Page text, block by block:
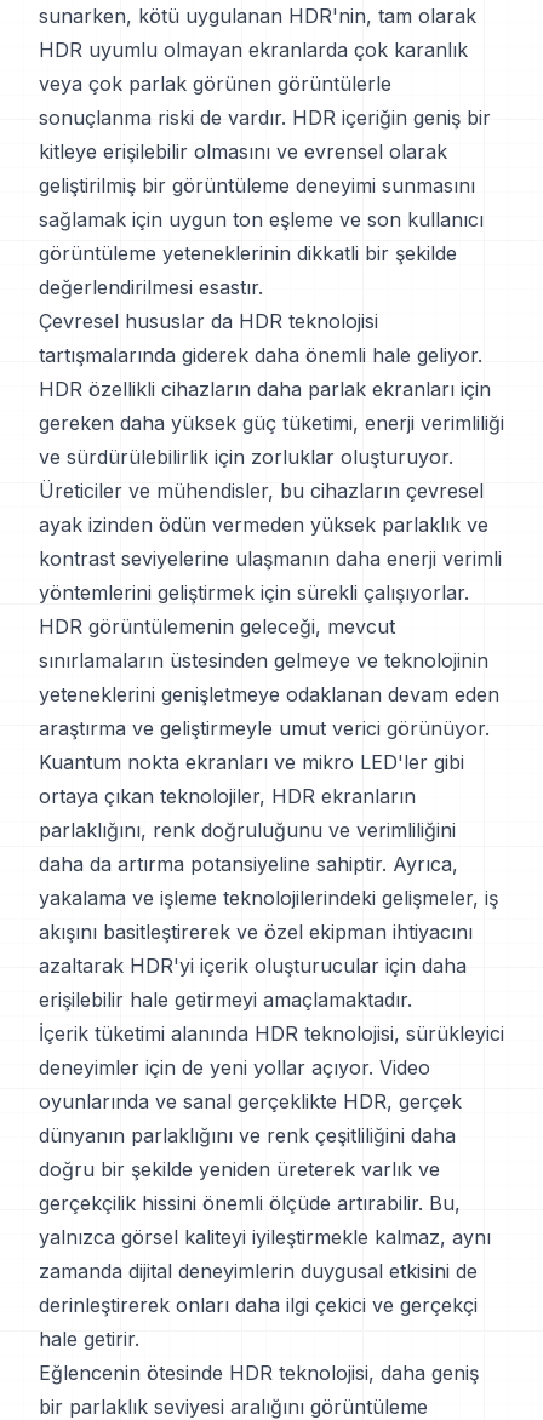
sunarken, kötü uygulanan HDR'nin, tam olarak
HDR uyumlu olmayan ekranlarda çok karanlık
veya çok parlak görünen görüntülerle
sonuçlanma riski de vardır. HDR içeriğin geniş bir
kitleye erişilebilir olmasını ve evrensel olarak
geliştirilmiş bir görüntüleme deneyimi sunmasını
sağlamak için uygun ton eşleme ve son kullanıcı
görüntüleme yeteneklerinin dikkatli bir şekilde
değerlendirilmesi esastır.
Çevresel hususlar da HDR teknolojisi
tartışmalarında giderek daha önemli hale geliyor.
HDR özellikli cihazların daha parlak ekranları için
gereken daha yüksek güç tüketimi, enerji verimliliği
ve sürdürülebilirlik için zorluklar oluşturuyor.
Üreticiler ve mühendisler, bu cihazların çevresel
ayak izinden ödün vermeden yüksek parlaklık ve
kontrast seviyelerine ulaşmanın daha enerji verimli
yöntemlerini geliştirmek için sürekli çalışıyorlar.
HDR görüntülemenin geleceği, mevcut
sınırlamaların üstesinden gelmeye ve teknolojinin
yeteneklerini genişletmeye odaklanan devam eden
araştırma ve geliştirmeyle umut verici görünüyor.
Kuantum nokta ekranları ve mikro LED'ler gibi
ortaya çıkan teknolojiler, HDR ekranların
parlaklığını, renk doğruluğunu ve verimliliğini
daha da artırma potansiyeline sahiptir. Ayrıca,
yakalama ve işleme teknolojilerindeki gelişmeler, iş
akışını basitleştirerek ve özel ekipman ihtiyacını
azaltarak HDR'yi içerik oluşturucular için daha
erişilebilir hale getirmeyi amaçlamaktadır.
İçerik tüketimi alanında HDR teknolojisi, sürükleyici
deneyimler için de yeni yollar açıyor. Video
oyunlarında ve sanal gerçeklikte HDR, gerçek
dünyanın parlaklığını ve renk çeşitliliğini daha
doğru bir şekilde yeniden üreterek varlık ve
gerçekçilik hissini önemli ölçüde artırabilir. Bu,
yalnızca görsel kaliteyi iyileştirmekle kalmaz, aynı
zamanda dijital deneyimlerin duygusal etkisini de
derinleştirerek onları daha ilgi çekici ve gerçekçi
hale getirir.
Eğlencenin ötesinde HDR teknolojisi, daha geniş
bir parlaklık seviyesi aralığını görüntüleme